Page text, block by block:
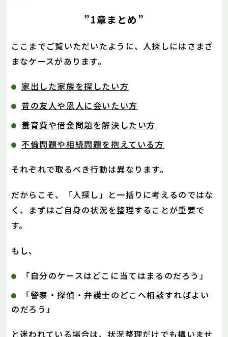
”1章まとめ”
ここまでご覧いただいたように、人探しにはさまざ
まなケースがあります。
家出した家族を探したい方
昔の友人や恩人に会いたい方
養育費や借金問題を解決したい方
不倫問題や相続問題を抱えている方
それぞれで取るべき行動は異なります。
だからこそ、「人探し」と一括りに考えるのではな
く、まずはご自身の状況を整理することが重要で
す。
もし、
「自分のケースはどこに当てはまるのだろう」
「警察・探偵・弁護士のどこへ相談すればよい
のだろう」
と迷われている場合は、状況整理だけでも構いませ